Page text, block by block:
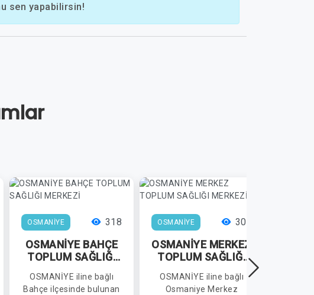
sen yapabilirsin!
OSMANİYE 318
OSMANİYE BAHÇE
TOPLUM SAĞLIĞI
OSMANİYE iline bağlı
Bahçe ilçesinde bulunan
OSMANİYE 309
OSMANİYE MERKEZ
TOPLUM SAĞLIĞI
OSMANİYE iline bağlı
Osmaniye Merkez